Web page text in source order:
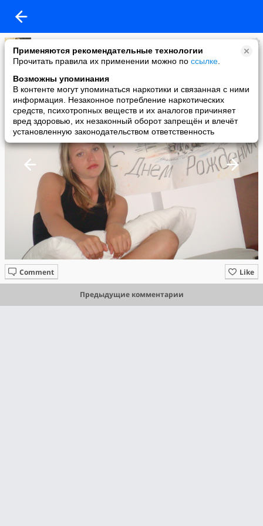
Применяются рекомендательные технологии
Прочитать правила их применении можно по ссылке
Возможны упоминания
В контенте могут упоминаться наркотики и связанная с ними
информация. Незаконное потребление наркотических
средств, психотропных веществ и их аналогов причиняет
вред здоровью, их незаконный оборот запрещён и влечёт
установленную законодательством ответственность
Татьяна Шептенко
added a photo
30 Jan в 23:02
Like
Comment
Предыдущие комментарии